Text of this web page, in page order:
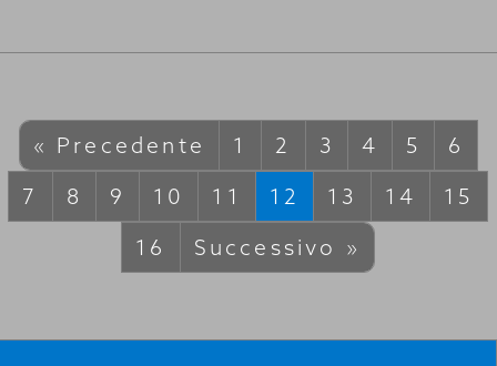
« Precedente 1 2 3 4 5
6
7
8 9 10 11 12 13 14
15
16
Successivo »